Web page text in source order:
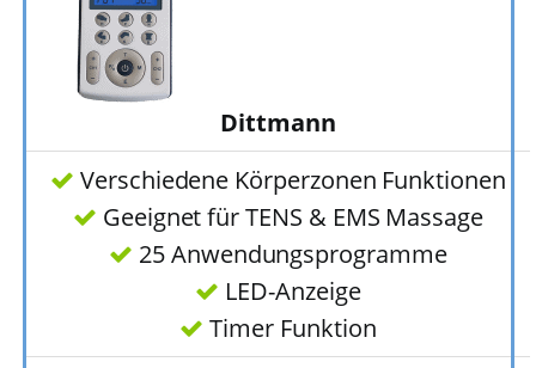
Dittmann
Verschiedene Körperzonen Funktionen
Geeignet für TENS & EMS Massage
25 Anwendungsprogramme
LED-Anzeige
Timer Funktion